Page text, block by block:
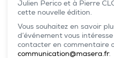
Julien Perico et à Pierre
cette nouvelle édition.
Vous souhaitez en savoir
d’événement vous
contacter en commentaire
communication@masera.fr.